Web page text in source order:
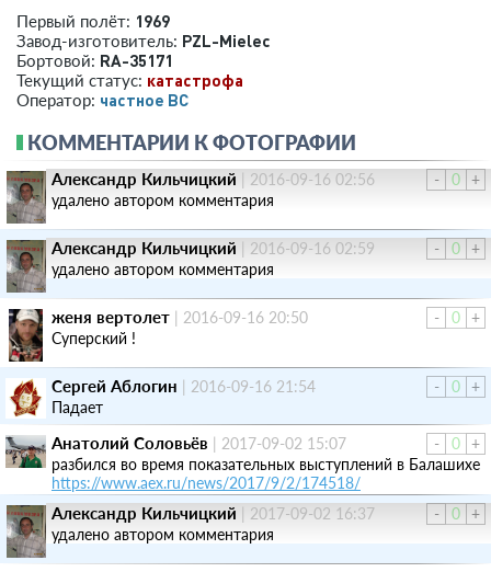
Первый полёт: 1969
Завод-изготовитель: PZL-Mielec
Бортовой: RA-35171
Текущий статус: катастрофа
Оператор: ­частное ВС­
КОММЕНТАРИИ К ФОТОГРАФИИ
- 0 +
Александр Кильчицкий
2016-09-16 02:56
удалено автором комментария
- 0 +
Александр Кильчицкий
2016-09-16 02:59
удалено автором комментария
- 0 +
женя вертолет | 2016-09-16 20:50
Суперский !
- 0 +
Сергей Аблогин | 2016-09-16 21:54
Падает
-
0 +
Анатолий Соловьёв | 2017-09-02 15:07
разбился во время показательных выступлений в Балашихе
https://www.aex.ru/news/2017/9/2/174518/
-
0 +
Александр Кильчицкий
2017-09-02 16:37
удалено автором комментария